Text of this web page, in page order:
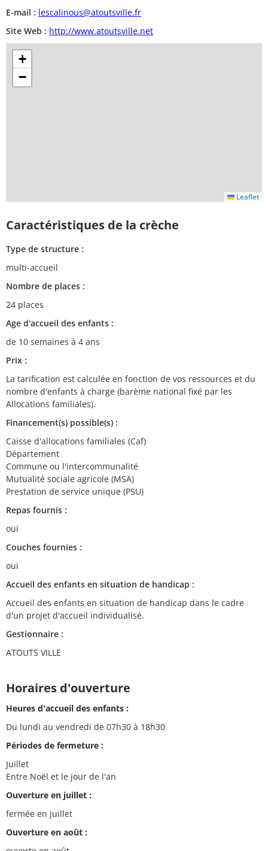
E-mail : lescalinous@atoutsville.fr
Site Web : http://www.atoutsville.net
+
−
Leaflet
Caractéristiques de la crèche
Type de structure :
multi-accueil
Nombre de places :
24 places
Age d'accueil des enfants :
de 10 semaines à 4 ans
Prix :
La tarification est calculée en fonction de vos ressources et du
nombre d'enfants à charge (barème national fixé par les
Allocations familiales).
Financement(s) possible(s) :
Caisse d'allocations familiales (Caf)
Département
Commune ou l'intercommunalité
Mutualité sociale agricole (MSA)
Prestation de service unique (PSU)
Repas fournis :
oui
Couches fournies :
oui
Accueil des enfants en situation de handicap :
Accueil des enfants en situation de handicap dans le cadre
d'un projet d'accueil individualisé.
Gestionnaire :
ATOUTS VILLE
Horaires d'ouverture
Heures d'accueil des enfants :
Du lundi au vendredi de 07h30 à 18h30
Périodes de fermeture :
Juillet
Entre Noël et le jour de l'an
Ouverture en juillet :
fermée en juillet
Ouverture en août :